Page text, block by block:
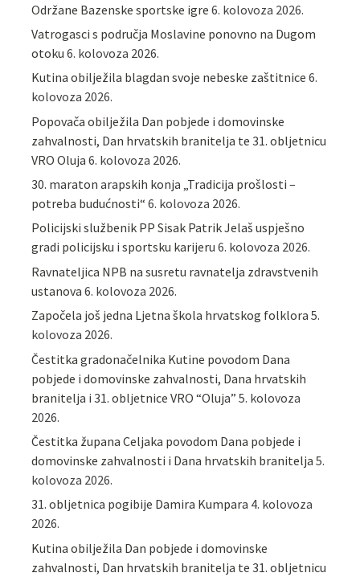
Održane Bazenske sportske igre 6. kolovoza 2026.
Vatrogasci s područja Moslavine ponovno na Dugom
otoku 6. kolovoza 2026.
Kutina obilježila blagdan svoje nebeske zaštitnice 6.
kolovoza 2026.
Popovača obilježila Dan pobjede i domovinske
zahvalnosti, Dan hrvatskih branitelja te 31. obljetnicu
VRO Oluja 6. kolovoza 2026.
30. maraton arapskih konja „Tradicija prošlosti –
potreba budućnosti“ 6. kolovoza 2026.
Policijski službenik PP Sisak Patrik Jelaš uspješno
gradi policijsku i sportsku karijeru 6. kolovoza 2026.
Ravnateljica NPB na susretu ravnatelja zdravstvenih
ustanova 6. kolovoza 2026.
Započela još jedna Ljetna škola hrvatskog folklora 5.
kolovoza 2026.
Čestitka gradonačelnika Kutine povodom Dana
pobjede i domovinske zahvalnosti, Dana hrvatskih
branitelja i 31. obljetnice VRO “Oluja” 5. kolovoza
2026.
Čestitka župana Celjaka povodom Dana pobjede i
domovinske zahvalnosti i Dana hrvatskih branitelja 5.
kolovoza 2026.
31. obljetnica pogibije Damira Kumpara 4. kolovoza
2026.
Kutina obilježila Dan pobjede i domovinske
zahvalnosti, Dan hrvatskih branitelja te 31. obljetnicu